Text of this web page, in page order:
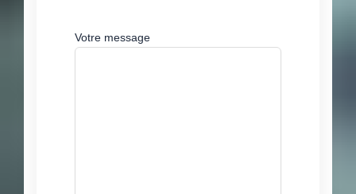
Votre message